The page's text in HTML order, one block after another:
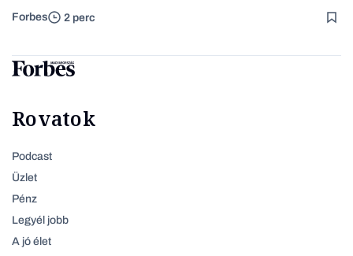
Forbes 2 perc
Rovatok
Podcast
Üzlet
Pénz
Legyél jobb
A jó élet